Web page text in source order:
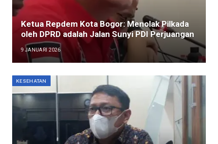
Ketua Repdem Kota Bogor: Menolak Pilkada
oleh DPRD adalah Jalan Sunyi PDI Perjuangan
9 JANUARI 2026
KESEHATAN